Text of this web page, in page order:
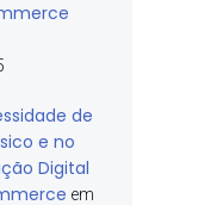
de
e no
Digital
em